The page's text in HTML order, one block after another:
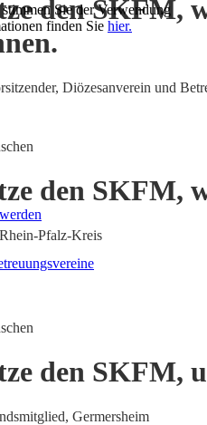
den SKFM,
Diözesanverein und
den SKFM,
Pfalz-Kreis
den SKFM,
Germersheim
Sie der Verwendung
finden Sie hier.